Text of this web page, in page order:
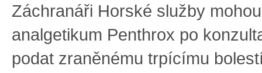
Záchranáři Horské služby
analgetikum Penthrox po
podat zraněnému trpícímu